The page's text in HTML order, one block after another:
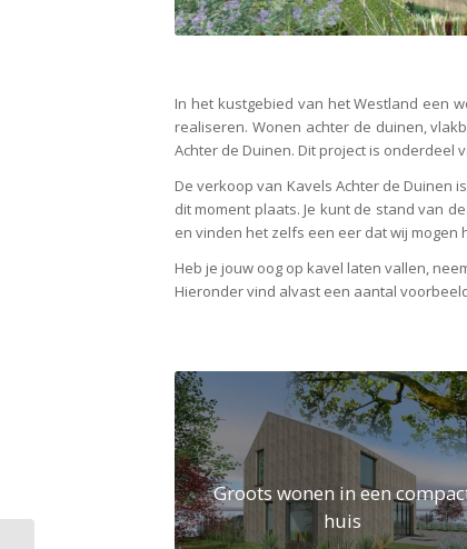
In het kustgebied van het Westland een
realiseren. Wonen achter de duinen,
Achter de Duinen. Dit project is onderdeel
De verkoop van Kavels Achter de Duinen
dit moment plaats. Je kunt de stand van
en vinden het zelfs een eer dat wij
Heb je jouw oog op kavel laten vallen,
Hieronder vind alvast een aantal
Groots wonen in een
huis